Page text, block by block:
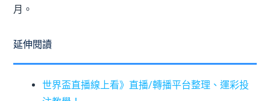
月。
延伸閱讀
世界盃直播線上看》直播/轉播平台整理、運彩投